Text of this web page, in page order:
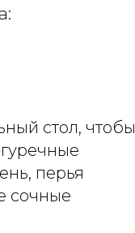
стол, чтобы
перья
сочные